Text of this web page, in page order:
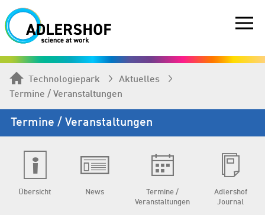
Technologiepark
Aktuelles
Termine / Veranstaltungen
Termine / Veranstaltungen
Übersicht News
Termine /
Veranstaltungen
Adlershof
Journal